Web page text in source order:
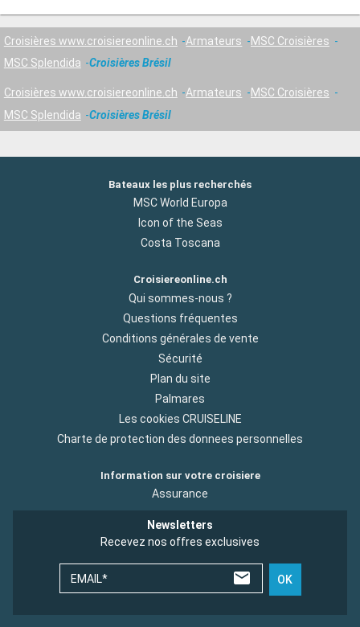
Croisières www.croisiereonline.ch Armateurs
MSC Croisières
MSC Splendida
Croisières Brésil
Croisières www.croisiereonline.ch Armateurs
MSC Croisières
MSC Splendida
Croisières Brésil
Bateaux les plus recherchés
MSC World Europa
Icon of the Seas
Costa Toscana
Croisiereonline.ch
Qui sommes-nous ?
Questions fréquentes
Conditions générales de vente
Sécurité
Plan du site
Palmares
Les cookies CRUISELINE
Charte de protection des donnees personnelles
Information sur votre croisiere
Assurance
Newsletters
Recevez nos offres exclusives
EMAIL* OK